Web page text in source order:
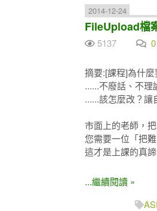
2014-12-24
FileUpload檔
5137 0
摘要:[課程]為什
......不廢話、不理
......該怎麼改？
市面上的老師，
您需要一位「把
這才是上課的真諦
...繼續閱讀 »